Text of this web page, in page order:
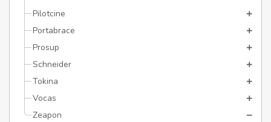
Pilotcine
Portabrace
Prosup
Schneider
Tokina
Vocas
Zeapon